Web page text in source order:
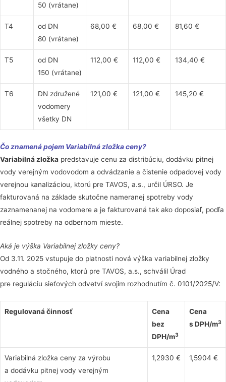
50 (vrátane)
T4
od DN
80 (vrátane)
68,00 € 68,00 € 81,60 €
T5
od DN
150 (vrátane)
112,00 € 112,00 € 134,40 €
T6
DN združené
vodomery
všetky DN
121,00 € 121,00 € 145,20 €
Čo znamená pojem Variabilná zložka ceny?
Variabilná zložka predstavuje cenu za distribúciu, dodávku pitnej
vody verejným vodovodom a odvádzanie a čistenie odpadovej vody
verejnou kanalizáciou, ktorú pre TAVOS, a.s., určil ÚRSO. Je
fakturovaná na základe skutočne nameranej spotreby vody
zaznamenanej na vodomere a je fakturovaná tak ako doposiaľ, podľa
reálnej spotreby na odbernom mieste.
Aká je výška Variabilnej zložky ceny?
Od 3.11. 2025 vstupuje do platnosti nová výška variabilnej zložky
vodného a stočného, ktorú pre TAVOS, a.s., schválil Úrad
pre reguláciu sieťových odvetví svojim rozhodnutím č. 0101/2025/V:
Regulovaná činnosť
Cena
bez
DPH/m3
Cena
s DPH/m3
Variabilná zložka ceny za výrobu
a dodávku pitnej vody verejným
1,2930 € 1,5904 €